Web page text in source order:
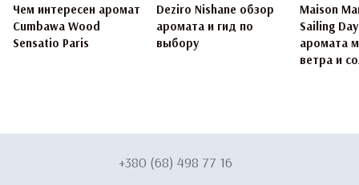
Чем интересен аромат
Cumbawa Wood
Sensatio Paris
Deziro Nishane обзор
аромата и гид по
выбору
Maison
Sailing
аромата
ветра и
+380 (68) 498 77 16